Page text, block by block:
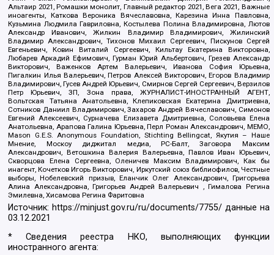
Альтаир 2021, Ромашки монолит, Главный редактор 2021, Вега 2021, Важные
иноагенты, Каткова Вероника Вячеславовна, Карезина Инна Павловна,
Кузьмина Людмила Гавриловна, Костылева Полина Владимировна, Лютов
Александр Иванович, Жилкин Владимир Владимирович, Жилинский
Владимир Александрович, Тихонов Михаил Сергеевич, Пискунов Сергей
Евгеньевич, Ковин Виталий Сергеевич, Кильтау Екатерина Викторовна,
Любарев Аркадий Ефимович, Гурман Юрий Альбертович, Грезев Александр
Викторович, Важенков Артем Валерьевич, Иванова София Юрьевна,
Пигалкин Илья Валерьевич, Петров Алексей Викторович, Егоров Владимир
Владимирович, Гусев Андрей Юрьевич, Смирнов Сергей Сергеевич, Верзилов
Петр Юрьевич, ЗП, Зона права, ЖУРНАЛИСТ-ИНОСТРАННЫЙ АГЕНТ,
Вольтская Татьяна Анатольевна, Клепиковская Екатерина Дмитриевна,
Сотников Даниил Владимирович, Захаров Андрей Вячеславович, Симонов
Евгений Алексеевич, Сурначева Елизавета Дмитриевна, Соловьева Елена
Анатольевна, Арапова Галина Юрьевна, Перл Роман Александрович, МЕМО,
Mason G.E.S. Anonymous Foundation, Stichting Bellingcat, Якутия – Наше
Мнение, Москоу диджитал медиа, РС-Балт, Заговора Максим
Александрович, Ветошкина Валерия Валерьевна, Павлов Иван Юрьевич,
Скворцова Елена Сергеевна, Оленичев Максим Владимирович, Как бы
инагент, Кочетков Игорь Викторович, Иркутский союз библиофилов, Честные
выборы, Нобелевский призыв, Еланчик Олег Александрович, Григорьева
Алина Александровна, Григорьев Андрей Валерьевич , Гималова Регина
Эмилевна, Хисамова Регина Фаритовна
Источник: https://minjust.gov.ru/ru/documents/7755/ данные на
03.12.2021
* Сведения реестра НКО, выполняющих функции
иностранного агента: